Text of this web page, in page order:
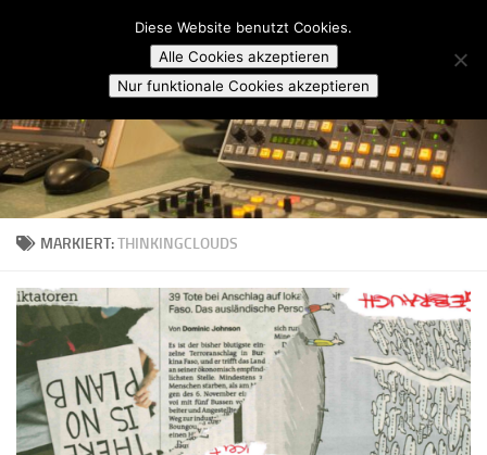
Skip to content
Campusradio Karlsruhe
MARKIERT:THINKINGCLOUDS
Diese Website benutzt Cookies.
Alle Cookies akzeptieren
Nur funktionale Cookies akzeptieren